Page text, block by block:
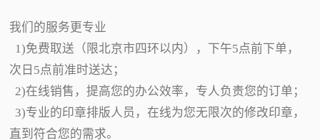
我们的服务更专业
1)免费取送（限北京市四环以内），下午5点前下单，
次日5点前准时送达；
2)在线销售，提高您的办公效率，专人负责您的订单；
3)专业的印章排版人员，在线为您无限次的修改印章，
直到符合您的需求。